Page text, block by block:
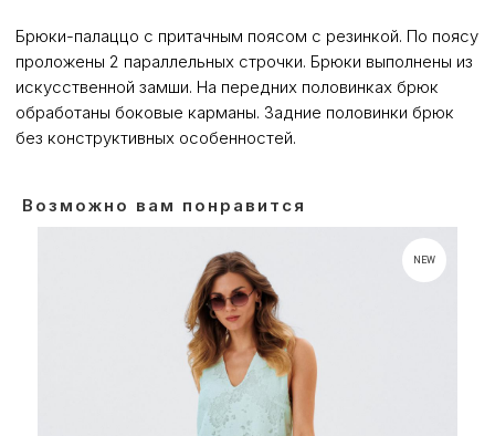
Брюки-палаццо с притачным поясом с резинкой. По поясу
проложены 2 параллельных строчки. Брюки выполнены из
искусственной замши. На передних половинках брюк
обработаны боковые карманы. Задние половинки брюк
без конструктивных особенностей.
Возможно вам понравится
NEW